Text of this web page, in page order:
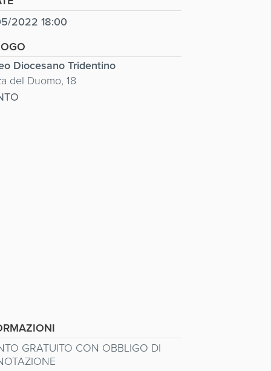
2022 18:00
Diocesano Tridentino
del Duomo, 18
GRATUITO CON OBBLIGO DI